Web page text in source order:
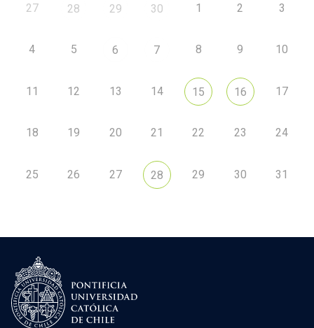
27 28 29 30 1 2 3
4 5 6 7 8 9 10
11 12 13 14 15 16 17
18 19 20 21 22 23 24
25 26 27 28 29 30 31